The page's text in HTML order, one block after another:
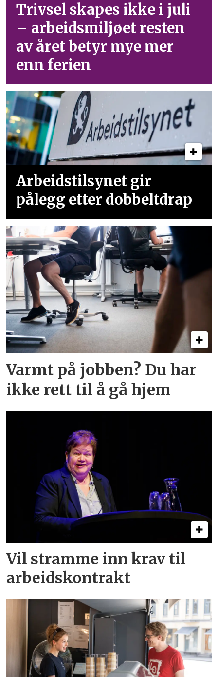
Trivsel skapes ikke i juli
– arbeid­smiljøet resten
av året betyr mye mer
enn ferien
Arbeidstilsynet gir
pålegg etter dobbeltdrap
Varmt på jobben? Du har
ikke rett til å gå hjem
Vil stramme inn krav til
arbeids­kontrakt